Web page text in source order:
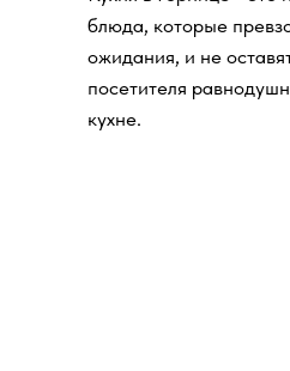
блюда, которые
ожидания, и не
посетителя
кухне.